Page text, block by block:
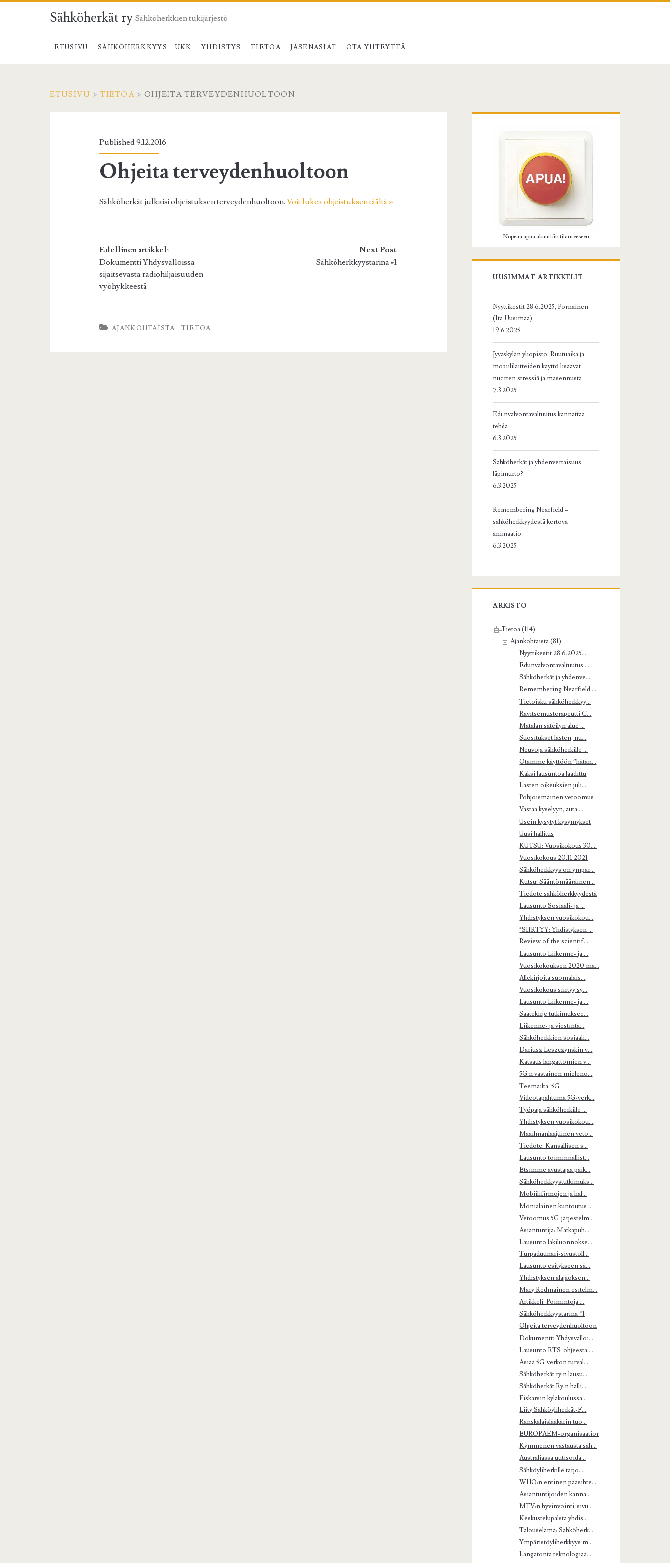
Sähköherkät ry Sähköherkkien tukijärjestö
ETUSIVU SÄHKÖHERKKYYS – UKK YHDISTYS TIETOA JÄSENASIAT OTA YHTEYTTÄ
ETUSIVU >TIETOA > OHJEITA TERVEYDENHUOLTOON
Published 9.12.2016
Ohjeita terveydenhuoltoon
Sähköherkät julkaisi ohjeistuksen terveydenhuoltoon.Voit lukea ohjeistuksen täältä »
Edellinen artikkeli
Dokumentti Yhdysvalloissa
sijaitsevasta radiohiljaisuuden
vyöhykkeestä
Next Post
Sähköherkkyystarina #1
AJANKOHTAISTA TIETOA
sivuvalikko
Nopeaa apua akuuttiin tilanteeseen
UUSIMMAT ARTIKKELIT
Nyyttikestit 28.6.2025, Pornainen
(Itä-Uusimaa)
19.6.2025
Jyväskylän yliopisto: Ruutuaika ja
mobiililaitteiden käyttö lisäävät
nuorten stressiä ja masennusta
7.3.2025
Edunvalvontavaltuutus kannattaa
tehdä
6.3.2025
Sähköherkät ja yhdenvertaisuus –
läpimurto?
6.3.2025
Remembering Nearfield –
sähköherkkyydestä kertova
animaatio
6.3.2025
ARKISTO
Tietoa (114)
Ajankohtaista (81)
Nyyttikestit 28.6.2025...
Edunvalvontavaltuutus ...
Sähköherkät ja yhdenve...
Remembering Nearfield ...
Tietoisku sähköherkkyy...
Ravitsemusterapeutti C...
Matalan säteilyn alue ...
Suositukset lasten, nu...
Neuvoja sähköherkille ...
Otamme käyttöön ”hätän...
Kaksi lausuntoa laadittu
Lasten oikeuksien juli...
Pohjoismainen vetoomus
Vastaa kyselyyn, auta ...
Usein kysytyt kysymykset
Uusi hallitus
KUTSU: Vuosikokous 30....
Vuosikokous 20.11.2021
Sähköherkkyys on ympär...
Kutsu: Sääntömääräinen...
Tiedote sähköherkkyydestä
Lausunto Sosiaali- ja ...
Yhdistyksen vuosikokou...
*SIIRTYY: Yhdistyksen ...
Review of the scientif...
Lausunto Liikenne- ja ...
Vuosikokouksen 2020 ma...
Allekirjoita suomalais...
Vuosikokous siirtyy sy...
Lausunto Liikenne- ja ...
Saatekirje tutkimuksee...
Liikenne- ja viestintä...
Sähköherkkien sosiaali...
Dariusz Leszczynskin v...
Katsaus langattomien v...
5G:n vastainen mieleno...
Teemailta: 5G
Videotapahtuma 5G-verk...
Työpaja sähköherkille ...
Yhdistyksen vuosikokou...
Maailmanlaajuinen veto...
Tiedote: Kansallisen s...
Lausunto toiminnallist...
Etsimme avustajaa paik...
Sähköherkkyystutkimuks...
Mobiilifirmojen ja hal...
Monialainen kuntoutus ...
Vetoomus 5G-järjestelm...
Asiantuntija: Matkapuh...
Lausunto lakiluonnokse...
Turpaduunari-sivustoll...
Lausunto esitykseen sä...
Yhdistyksen alajaoksen...
Mary Redmainen esitelm...
Artikkeli: Poimintoja ...
Sähköherkkyystarina #1
Ohjeita terveydenhuoltoon
Dokumentti Yhdysvalloi...
Lausunto RTS-ohjeesta ...
Asiaa 5G-verkon turval...
Sähköherkät ry:n lausu...
Sähköherkät Ry:n halli...
Fiskarsin kyläkoulussa...
Liity Sähköyliherkät-F...
Ranskalaislääkärin tuo...
EUROPAEM-organisaation...
Kymmenen vastausta säh...
Australiassa uutisoida...
Sähköyliherkille tarjo...
WHO:n entinen pääsihte...
Asiantuntijoiden kanna...
MTV:n hyvinvointi-sivu...
Keskustelupalsta yhdis...
Talouselämä: Sähköherk...
Ympäristöyliherkkyys m...
Langatonta teknologiaa...